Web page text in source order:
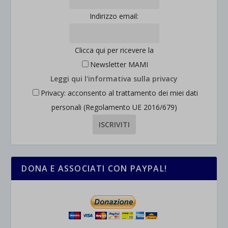
Indirizzo email:
Clicca qui per ricevere la
Newsletter MAMI
Leggi qui l'informativa sulla privacy
Privacy: acconsento al trattamento dei miei dati
personali (Regolamento UE 2016/679)
DONA E ASSOCIATI CON PAYPAL!